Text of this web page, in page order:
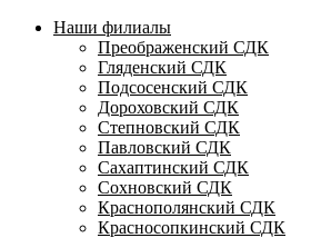
Наши филиалы
Преображенский СДК
Гляденский СДК
Подсосенский СДК
Дороховский СДК
Степновский СДК
Павловский СДК
Сахаптинский СДК
Сохновский СДК
Краснополянский СДК
Красносопкинский СДК